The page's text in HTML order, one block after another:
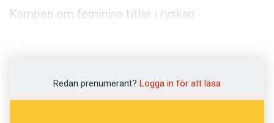
Kampen om feminina titlar i ryskan
Konsten att övertyga som buktalare
Redan prenumerant? Logga in för att läsa